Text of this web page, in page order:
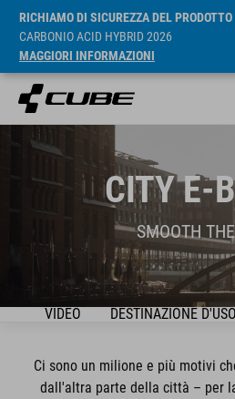
RICHIAMO DI SICUREZZA DEL PRODOTTO
CARBONIO ACID HYBRID 2026
MAGGIORI INFORMAZIONI
CITY E-
SMOOTH
VIDEO DESTINAZIONE D'USO
Ci sono un milione e più motivi
dall'altra parte della città – per